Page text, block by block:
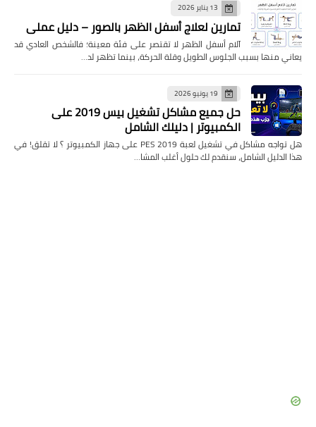
13 يناير 2026
تمارين لعلاج أسفل الظهر بالصور – دليل عملي
آلام أسفل الظهر لا تقتصر على فئة معينة؛ فالشخص العادي قد
يعاني منها بسبب الجلوس الطويل وقلة الحركة، بينما تظهر لد…
19 يونيو 2026
حل جميع مشاكل تشغيل بيس 2019 على
الكمبيوتر | دليلك الشامل
هل تواجه مشاكل في تشغيل لعبة PES 2019 على جهاز الكمبيوتر ؟ لا تقلق! في
هذا الدليل الشامل، سنقدم لك حلول أغلب المشا…